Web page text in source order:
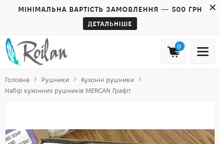
МІНІМАЛЬНА ВАРТІСТЬ ЗАМОВЛЕННЯ — 500 ГРН
ДЕТАЛЬНІШЕ
0
Головна Рушники
Кухонні рушники
Набір кухонних рушників MERCAN Графіт